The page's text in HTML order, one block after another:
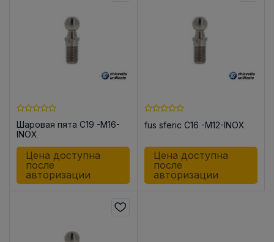
Шаровая пята C19 -M16-
INOX
Цена доступна
после
авторизации
fus sferic C16 -M12-INOX
Цена доступна
после
авторизации